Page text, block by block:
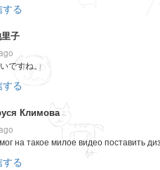
る
子
ですね。
る
Климова
на такое милое видео поставить
る